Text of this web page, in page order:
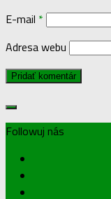
E-mail *
Adresa webu
Followuj nás